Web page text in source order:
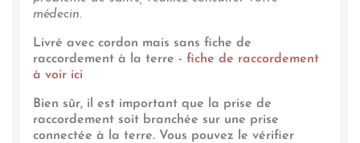
médecin.
Livré avec cordon mais sans fiche de
raccordement à la terre - fiche de raccordement
à voir ici
Bien sûr, il est important que la prise de
raccordement soit branchée sur une prise
connectée à la terre. Vous pouvez le vérifier